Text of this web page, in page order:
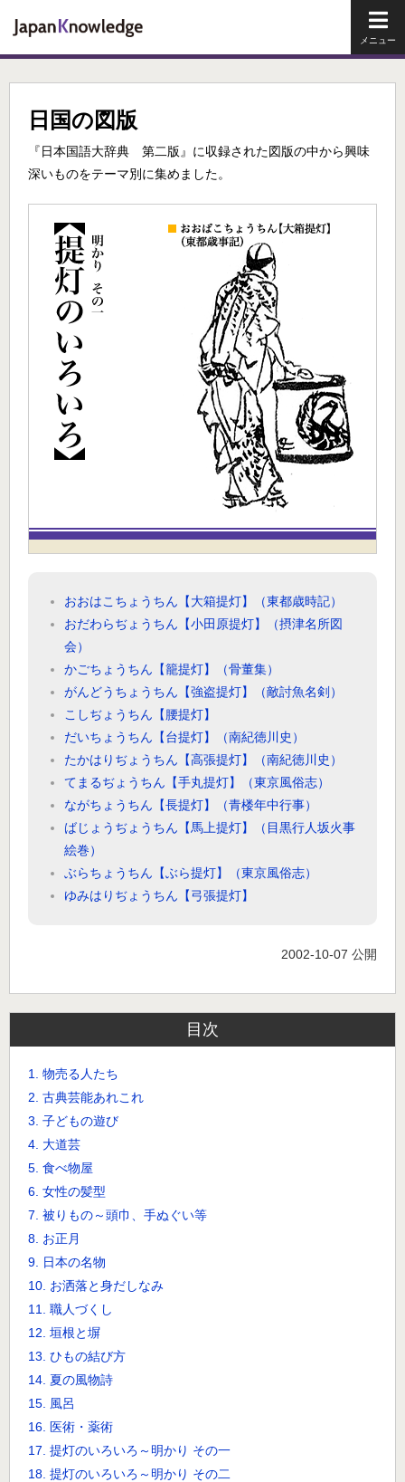
日国の図版
『日本国語大辞典 第二版』に収録された図版の中から興味
深いものをテーマ別に集めました。
おおはこちょうちん【大箱提灯】（東都歳時記）
おだわらぢょうちん【小田原提灯】（摂津名所図
会）
かごちょうちん【籠提灯】（骨董集）
がんどうちょうちん【強盗提灯】（敵討魚名剣）
こしぢょうちん【腰提灯】
だいちょうちん【台提灯】（南紀徳川史）
たかはりぢょうちん【高張提灯】（南紀徳川史）
てまるぢょうちん【手丸提灯】（東京風俗志）
ながちょうちん【長提灯】（青楼年中行事）
ばじょうぢょうちん【馬上提灯】（目黒行人坂火事
絵巻）
ぶらちょうちん【ぶら提灯】（東京風俗志）
ゆみはりぢょうちん【弓張提灯】
2002-10-07 公開
目次
1. 物売る人たち
2. 古典芸能あれこれ
3. 子どもの遊び
4. 大道芸
5. 食べ物屋
6. 女性の髪型
7. 被りもの～頭巾、手ぬぐい等
8. お正月
9. 日本の名物
10. お洒落と身だしなみ
11. 職人づくし
12. 垣根と塀
13. ひもの結び方
14. 夏の風物詩
15. 風呂
16. 医術・薬術
17. 提灯のいろいろ～明かり その一
18. 提灯のいろいろ～明かり その二